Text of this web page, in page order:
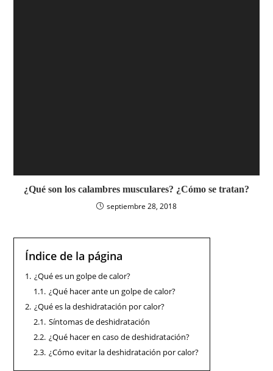
¿Qué son los calambres musculares? ¿Cómo se tratan?
septiembre 28, 2018
Índice de la página
1. ¿Qué es un golpe de calor?
1.1. ¿Qué hacer ante un golpe de calor?
2. ¿Qué es la deshidratación por calor?
2.1. Síntomas de deshidratación
2.2. ¿Qué hacer en caso de deshidratación?
2.3. ¿Cómo evitar la deshidratación por calor?